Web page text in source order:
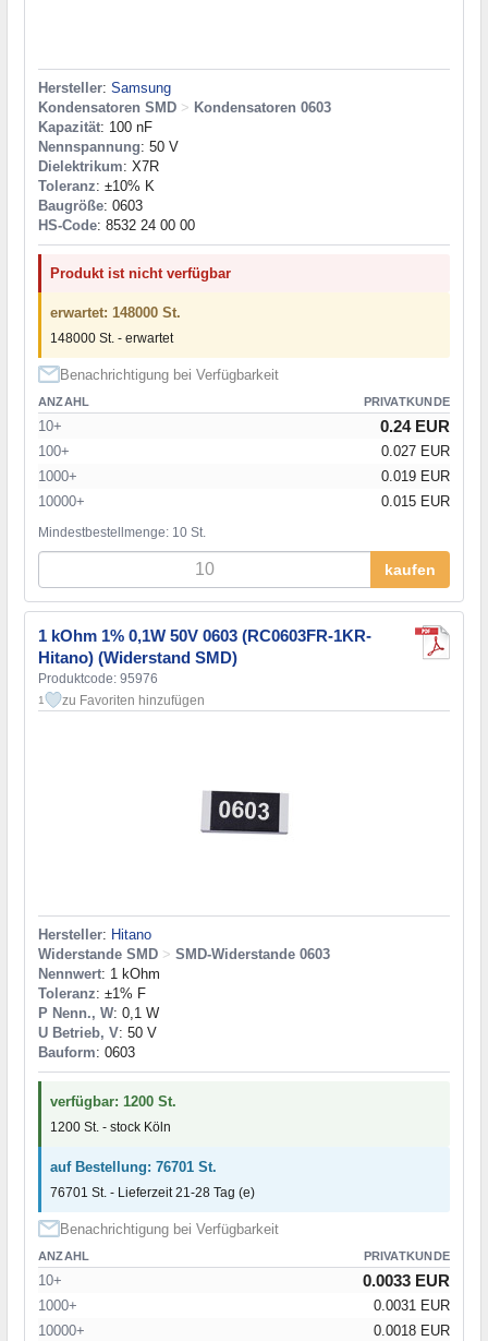
Hersteller: Samsung
Kondensatoren SMD > Kondensatoren 0603
Kapazität: 100 nF
Nennspannung: 50 V
Dielektrikum: X7R
Toleranz: ±10% K
Baugröße: 0603
HS-Code: 8532 24 00 00
Produkt ist nicht verfügbar
erwartet: 148000 St.
148000 St. - erwartet
Benachrichtigung bei Verfügbarkeit
ANZAHL PRIVATKUNDE
10+ 0.24 EUR
100+
0.027 EUR
1000+
0.019 EUR
10000+
0.015 EUR
Mindestbestellmenge: 10 St.
kaufen
1 kOhm 1% 0,1W 50V 0603 (RC0603FR-1KR-
Hitano) (Widerstand SMD)
Produktcode: 95976
1 zu Favoriten hinzufügen
Hersteller: Hitano
Widerstande SMD > SMD-Widerstande 0603
Nennwert: 1 kOhm
Toleranz: ±1% F
P Nenn., W: 0,1 W
U Betrieb, V: 50 V
Bauform: 0603
verfügbar: 1200 St.
1200 St. - stock Köln
auf Bestellung: 76701 St.
76701 St. - Lieferzeit 21-28 Tag (e)
Benachrichtigung bei Verfügbarkeit
ANZAHL PRIVATKUNDE
10+ 0.0033 EUR
1000+
0.0031 EUR
10000+
0.0018 EUR